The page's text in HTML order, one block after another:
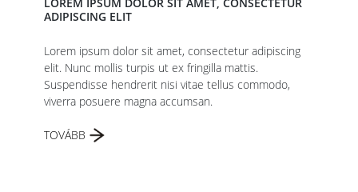
ADIPISCING ELIT
Lorem ipsum dolor sit amet, consectetur adipiscing
elit. Nunc mollis turpis ut ex fringilla mattis.
Suspendisse hendrerit nisi vitae tellus commodo,
viverra posuere magna accumsan.
TOVÁBB